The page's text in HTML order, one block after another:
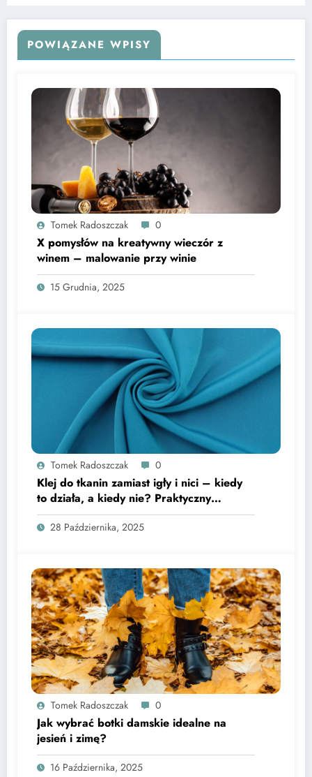
POWIĄZANE WPISY
Tomek Radoszczak 0
X pomysłów na kreatywny wieczór z
winem – malowanie przy winie
15 Grudnia, 2025
Tomek Radoszczak 0
Klej do tkanin zamiast igły i nici – kiedy
to działa, a kiedy nie? Praktyczny
poradnik
28 Października, 2025
Tomek Radoszczak 0
Jak wybrać botki damskie idealne na
jesień i zimę?
16 Października, 2025